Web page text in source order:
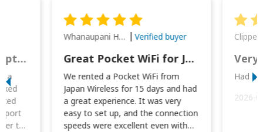
This was wonderful option to a family of four. Everything worked smoothly.
a
to
Whanaupani Henry Joseph Macown Verified buyer
Great Pocket WiFi for Japan Travel
We rented a Pocket WiFi from
Japan Wireless for 15 days and had
a great experience. It was very
easy to set up, and the connection
speeds were excellent even with
Very
Had
2026-